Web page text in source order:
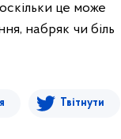
це може
набряк чи біль
Твітнути